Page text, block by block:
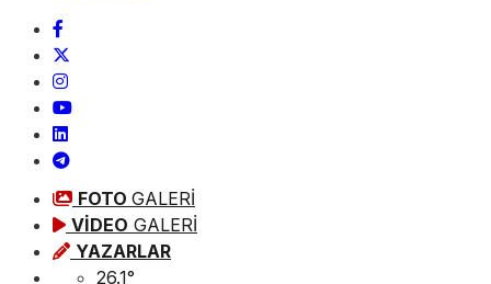
FOTO GALERİ
VİDEO GALERİ
YAZARLAR
26.1°